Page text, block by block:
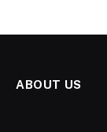
ABOUT US